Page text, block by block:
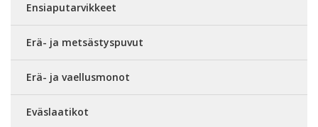
Ensiaputarvikkeet
Erä- ja metsästyspuvut
Erä- ja vaellusmonot
Eväslaatikot